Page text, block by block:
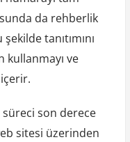
da rehberlik
tanıtımını
kullanmayı ve
son derece
sitesi üzerinden